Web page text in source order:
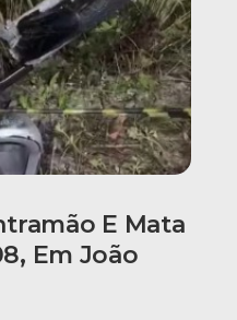
E Mata
Em João